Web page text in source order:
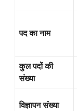
पद का नाम
कुल पदों की
संख्या
विज्ञापन संख्या